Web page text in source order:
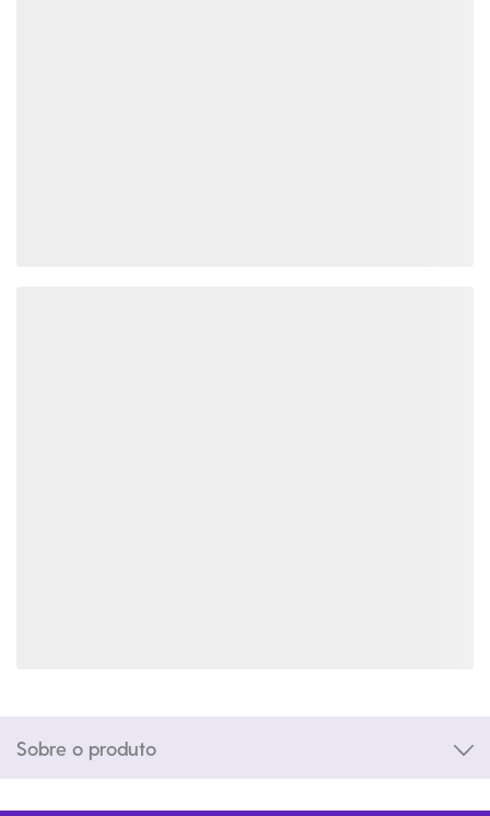
Sobre o produto